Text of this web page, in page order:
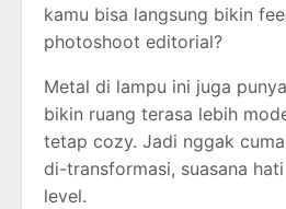
kamu bisa langsung bikin
photoshoot editorial?
Metal di lampu ini juga
bikin ruang terasa lebih
tetap cozy. Jadi nggak
di-transformasi, suasana
level.